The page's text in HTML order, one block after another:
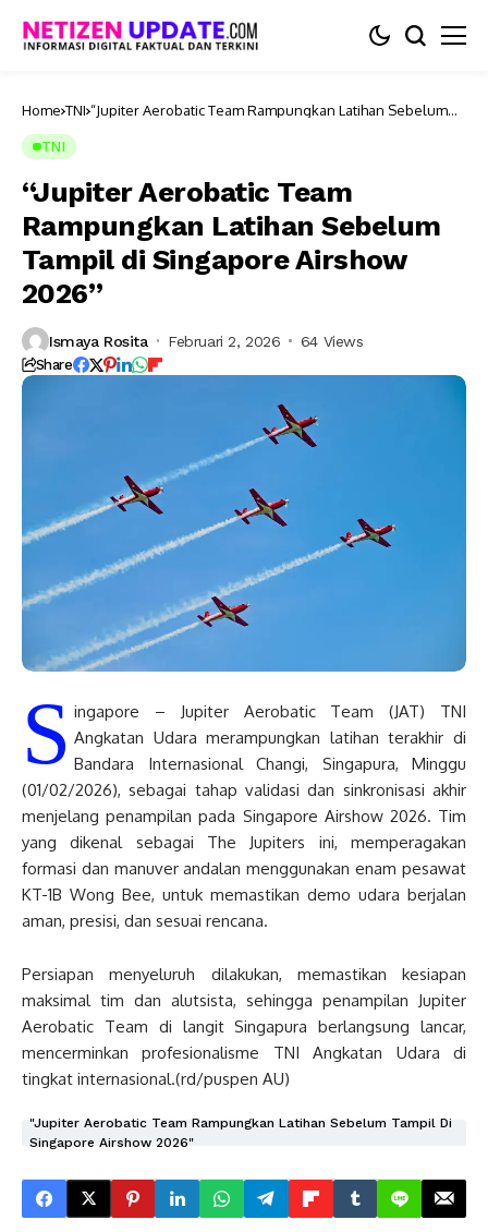
Home TNI “Jupiter Aerobatic Team Rampungkan Latihan Sebelum
TNI
“Jupiter Aerobatic Team
Rampungkan Latihan Sebelum
Tampil di Singapore Airshow
2026”
Ismaya Rosita Februari 2, 2026 64 Views
Share
S ingapore – Jupiter Aerobatic Team (JAT) TNI
Angkatan Udara merampungkan latihan terakhir di
Bandara Internasional Changi, Singapura, Minggu
(01/02/2026), sebagai tahap validasi dan sinkronisasi akhir
menjelang penampilan pada Singapore Airshow 2026. Tim
yang dikenal sebagai The Jupiters ini, memperagakan
formasi dan manuver andalan menggunakan enam pesawat
KT-1B Wong Bee, untuk memastikan demo udara berjalan
aman, presisi, dan sesuai rencana.
Persiapan menyeluruh dilakukan, memastikan kesiapan
maksimal tim dan alutsista, sehingga penampilan Jupiter
Aerobatic Team di langit Singapura berlangsung lancar,
mencerminkan profesionalisme TNI Angkatan Udara di
tingkat internasional.(rd/puspen AU)
"Jupiter Aerobatic Team Rampungkan Latihan Sebelum Tampil Di
Singapore Airshow 2026"